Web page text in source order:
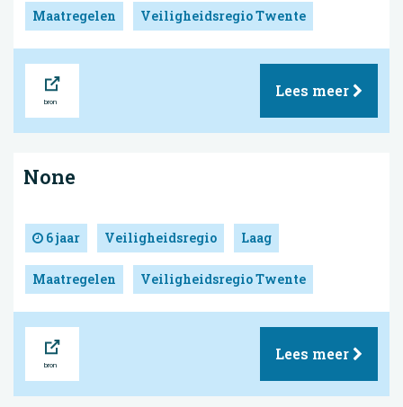
Maatregelen Veiligheidsregio Twente
Lees meer
None
6 jaar Veiligheidsregio Laag
Maatregelen Veiligheidsregio Twente
Lees meer